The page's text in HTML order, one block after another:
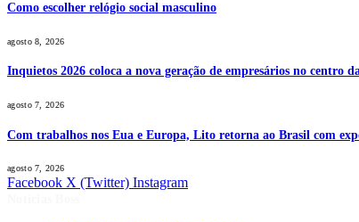
Como escolher relógio social masculino
agosto 8, 2026
Inquietos 2026 coloca a nova geração de empresários no centro
agosto 7, 2026
Com trabalhos nos Eua e Europa, Lito retorna ao Brasil com
agosto 7, 2026
Facebook X (Twitter) Instagram